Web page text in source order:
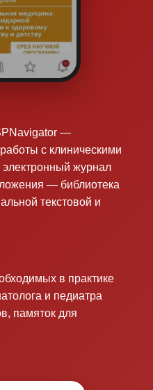
—
с клиническими
журнал
— библиотека
текстовой и
в практике
и педиатра
памяток для